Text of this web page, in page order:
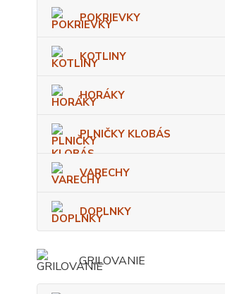
POKRIEVKY
KOTLINY
HORÁKY
PLNIČKY KLOBÁS
VARECHY
DOPLNKY
GRILOVANIE